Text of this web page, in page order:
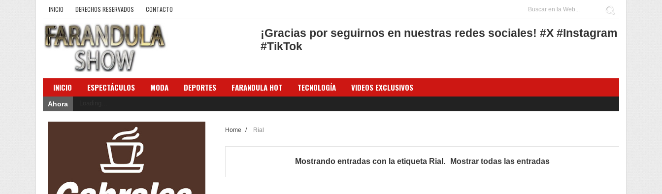
INICIO DERECHOS RESERVADOS CONTACTO
¡Gracias por seguirnos en nuestras redes sociales! #X #Instagram
#TikTok
INICIO ESPECTÁCULOS MODA DEPORTES FARANDULA HOT TECNOLOGÍA VIDEOS EXCLUSIVOS
Ahora
Home / Rial
Mostrando entradas con la etiqueta Rial . Mostrar todas las entradas